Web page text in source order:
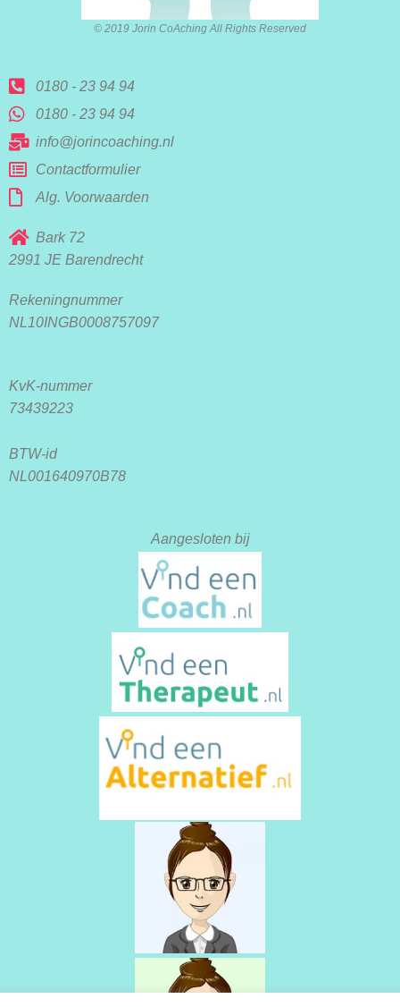
© 2019 Jorin CoAching All Rights Reserved
0180 - 23 94 94
0180 - 23 94 94
info@jorincoaching.nl
Contactformulier
Alg. Voorwaarden
Bark 72
2991 JE Barendrecht
Rekeningnummer
NL10INGB0008757097
KvK-nummer
73439223
BTW-id
NL001640970B78
Aangesloten bij